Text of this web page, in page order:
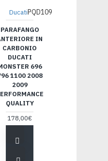
DucatiPQD109
PARAFANGO
IN
CARBONIO
DUCATI
696
1100 2008
2009
QUALITY
178,00€